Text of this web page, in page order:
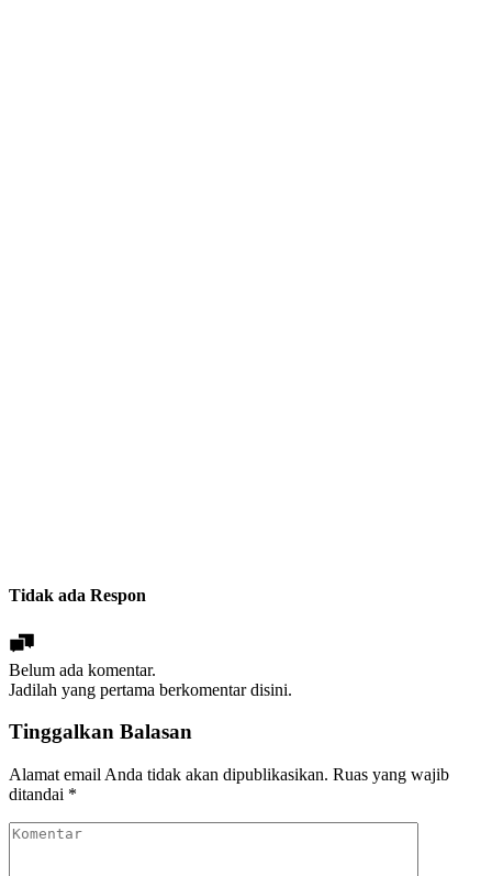
Tidak ada Respon
Belum ada komentar.
Jadilah yang pertama berkomentar disini.
Tinggalkan Balasan
Alamat email Anda tidak akan dipublikasikan. Ruas yang wajib
ditandai *